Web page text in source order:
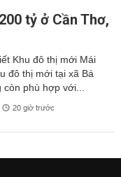
tỷ ở Cần Thơ,
Khu đô thị mới Mái
đô thị mới tại xã Bá
còn phù hợp với...
20 giờ trước